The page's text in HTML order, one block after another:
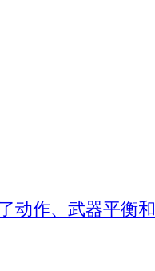
动作、武器平衡